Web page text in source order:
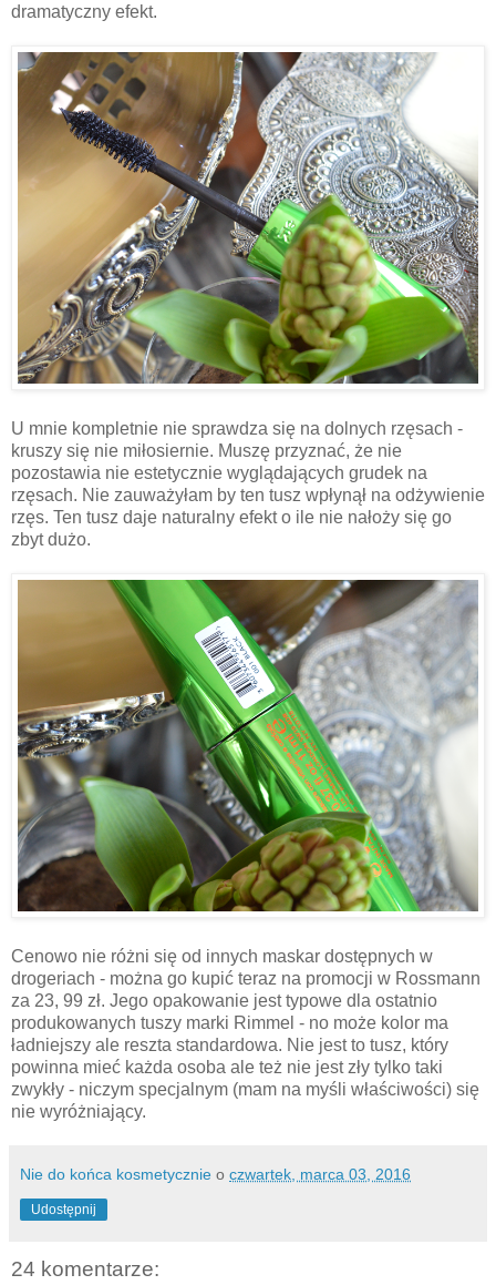
dramatyczny efekt.
U mnie kompletnie nie sprawdza się na dolnych rzęsach -
kruszy się nie miłosiernie. Muszę przyznać, że nie
pozostawia nie estetycznie wyglądających grudek na
rzęsach. Nie zauważyłam by ten tusz wpłynął na odżywienie
rzęs. Ten tusz daje naturalny efekt o ile nie nałoży się go
zbyt dużo.
Cenowo nie różni się od innych maskar dostępnych w
drogeriach - można go kupić teraz na promocji w Rossmann
za 23, 99 zł. Jego opakowanie jest typowe dla ostatnio
produkowanych tuszy marki Rimmel - no może kolor ma
ładniejszy ale reszta standardowa. Nie jest to tusz, który
powinna mieć każda osoba ale też nie jest zły tylko taki
zwykły - niczym specjalnym (mam na myśli właściwości) się
nie wyróżniający.
Nie do końca kosmetycznie o czwartek, marca 03, 2016
Udostępnij
24 komentarze: